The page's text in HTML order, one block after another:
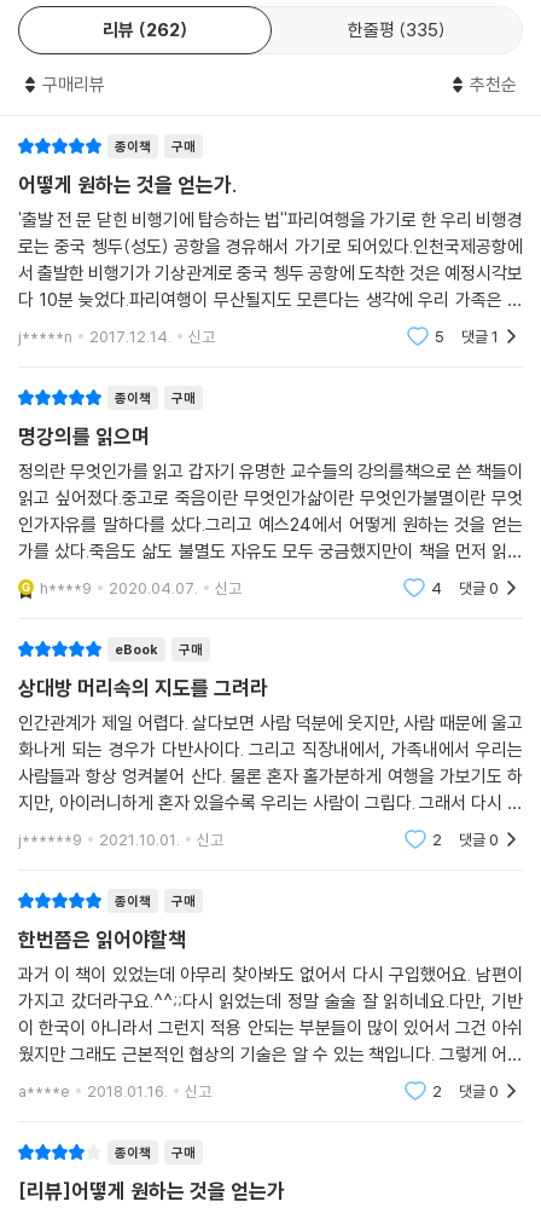
리뷰 262 한줄평 335
구매리뷰 추천순
종이책 구매
어떻게 원하는 것을 얻는가.
'출발 전 문 닫힌 비행기에 탑승하는 법''파리여행을 가기로 한 우리 비행경
로는 중국 쳉두(성도) 공항을 경유해서 가기로 되어있다.인천국제공항에
서 출발한 비행기가 기상관계로 중국 쳉두 공항에 도착한 것은 예정시각보
다 10분 늦었다.파리여행이 무산될지도 모른다는 생각에 우리 가족은 혼
비백산한 상태로 환승할 비행기의 탑승장으로 달려갔다.하지만 이미 비행
기 탑승구는 닫혀
j*****n 2017.12.14. 신고 5 댓글1
종이책 구매
명강의를 읽으며
정의란 무엇인가를 읽고 갑자기 유명한 교수들의 강의를책으로 쓴 책들이
읽고 싶어졌다.중고로 죽음이란 무엇인가삶이란 무엇인가불멸이란 무엇
인가자유를 말하다를 샀다.그리고 예스24에서 어떻게 원하는 것을 얻는
가를 샀다.죽음도 삶도 불멸도 자유도 모두 궁금했지만이 책을 먼저 읽었
다.어떤 부분은 너무 당연했고 어떤 부분은 내가 실천하는 부분이었으며어
떤 부분은 이해가 안되
h****9 2020.04.07. 신고 4 댓글0
eBook 구매
상대방 머리속의 지도를 그려라
인간관계가 제일 어렵다. 살다보면 사람 덕분에 웃지만, 사람 때문에 울고
화나게 되는 경우가 다반사이다. 그리고 직장내에서, 가족내에서 우리는
사람들과 항상 엉켜붙어 산다. 물론 혼자 홀가분하게 여행을 가보기도 하
지만, 아이러니하게 혼자 있을수록 우리는 사람이 그립다. 그래서 다시 사
람곁으로 가곤 한다. 사람 곁에 있으면 문제가 생기기 마련이다. 그런데 그
문제들은 어렸
j******9 2021.10.01. 신고 2 댓글0
종이책 구매
한번쯤은 읽어야할책
과거 이 책이 있었는데 아무리 찾아봐도 없어서 다시 구입했어요. 남편이
가지고 갔더라구요.^^;;다시 읽었는데 정말 술술 잘 읽히네요.다만, 기반
이 한국이 아니라서 그런지 적용 안되는 부분들이 많이 있어서 그건 아쉬
웠지만 그래도 근본적인 협상의 기술은 알 수 있는 책입니다. 그렇게 어렵
지 않게 잘 읽을 수 있는 책.다만, 사례가 조금 더 상세하게 어떻게 그렇게
a****e 2018.01.16. 신고 2 댓글0
종이책 구매
[리뷰]어떻게 원하는 것을 얻는가